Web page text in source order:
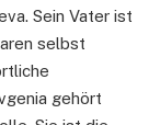
Sein Vater ist
selbst
gehört